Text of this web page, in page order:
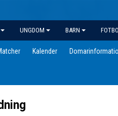
UNGDOM BARN
Kalender